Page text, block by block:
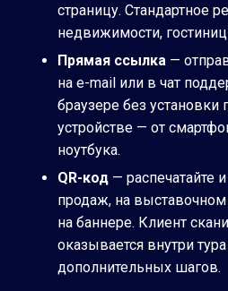
страницу. Стандартное
недвижимости,
Прямая ссылка —
на e-mail или в чат
браузере без
устройстве — от
ноутбука.
QR-код — распечатайте
продаж, на выставочном
на баннере. Клиент
оказывается внутри
дополнительных шагов.